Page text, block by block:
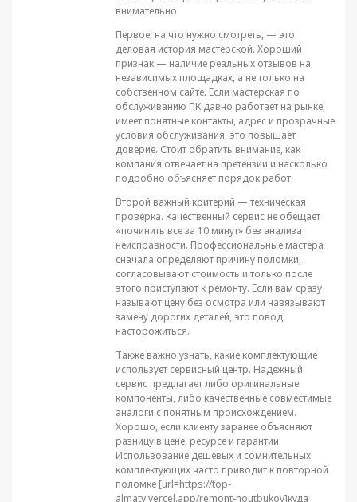
внимательно.
Первое, на что нужно смотреть, — это
деловая история мастерской. Хороший
признак — наличие реальных отзывов на
независимых площадках, а не только на
собственном сайте. Если мастерская по
обслуживанию ПК давно работает на рынке,
имеет понятные контакты, адрес и прозрачные
условия обслуживания, это повышает
доверие. Стоит обратить внимание, как
компания отвечает на претензии и насколько
подробно объясняет порядок работ.
Второй важный критерий — техническая
проверка. Качественный сервис не обещает
«починить все за 10 минут» без анализа
неисправности. Профессиональные мастера
сначала определяют причину поломки,
согласовывают стоимость и только после
этого приступают к ремонту. Если вам сразу
называют цену без осмотра или навязывают
замену дорогих деталей, это повод
насторожиться.
Также важно узнать, какие комплектующие
использует сервисный центр. Надежный
сервис предлагает либо оригинальные
компоненты, либо качественные совместимые
аналоги с понятным происхождением.
Хорошо, если клиенту заранее объясняют
разницу в цене, ресурсе и гарантии.
Использование дешевых и сомнительных
комплектующих часто приводит к повторной
поломке [url=https://top-
almaty.vercel.app/remont-noutbukov]куда